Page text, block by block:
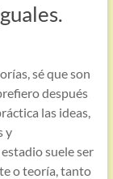
sé que son
después
las ideas,
y
suele ser
o teoría, tanto